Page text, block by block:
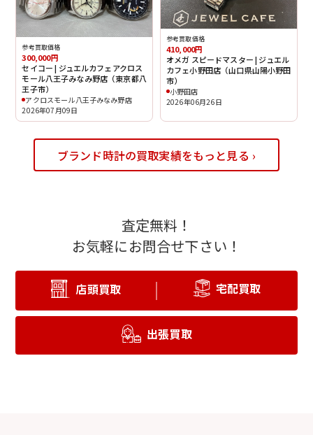
参考買取価格
300,000円
セイコー | ジュエルカフェアクロス
モール八王子みなみ野店（東京都八
王子市）
アクロスモール八王子みなみ野店
2026年07月09日
参考買取価格
410,000円
オメガ スピードマスター | ジュエル
カフェ小野田店（山口県山陽小野田
市）
小野田店
2026年06月26日
ブランド時計の買取実績をもっと見る ›
査定無料！
お気軽にお問合せ下さい！
店頭買取 宅配買取
出張買取